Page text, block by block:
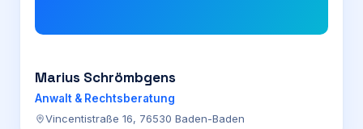
Marius Schrömbgens
Anwalt & Rechtsberatung
Vincentistraße 16, 76530 Baden-Baden